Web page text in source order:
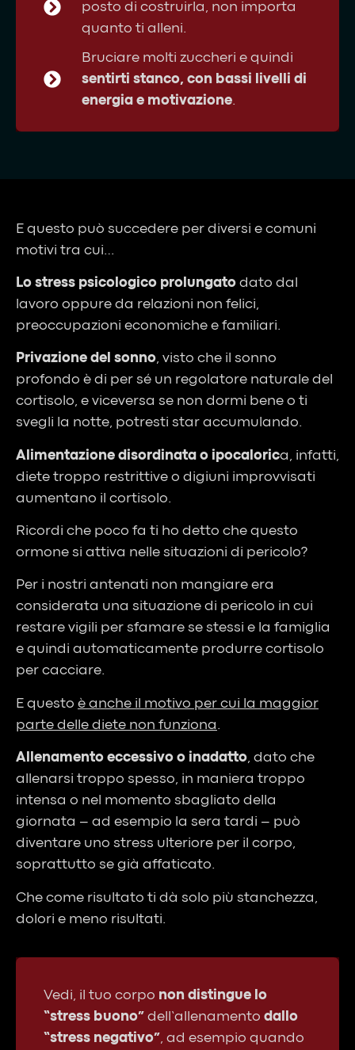
posto di costruirla, non importa
quanto ti alleni.
Bruciare molti zuccheri e quindi
sentirti stanco, con bassi livelli di
energia e motivazione.
E questo può succedere per diversi e comuni
motivi tra cui…
Lo stress psicologico prolungato dato dal
lavoro oppure da relazioni non felici,
preoccupazioni economiche e familiari.
Privazione del sonno, visto che il sonno
profondo è di per sé un regolatore naturale del
cortisolo, e viceversa se non dormi bene o ti
svegli la notte, potresti star accumulando.
Alimentazione disordinata o ipocalorica, infatti,
diete troppo restrittive o digiuni improvvisati
aumentano il cortisolo.
Ricordi che poco fa ti ho detto che questo
ormone si attiva nelle situazioni di pericolo?
Per i nostri antenati non mangiare era
considerata una situazione di pericolo in cui
restare vigili per sfamare se stessi e la famiglia
e quindi automaticamente produrre cortisolo
per cacciare.
E questo è anche il motivo per cui la maggior
parte delle diete non funziona .
Allenamento eccessivo o inadatto, dato che
allenarsi troppo spesso, in maniera troppo
intensa o nel momento sbagliato della
giornata – ad esempio la sera tardi – può
diventare uno stress ulteriore per il corpo,
soprattutto se già affaticato.
Che come risultato ti dà solo più stanchezza,
dolori e meno risultati.
Vedi, il tuo corpo non distingue lo
“stress buono” dell’allenamento dallo
“stress negativo”, ad esempio quando